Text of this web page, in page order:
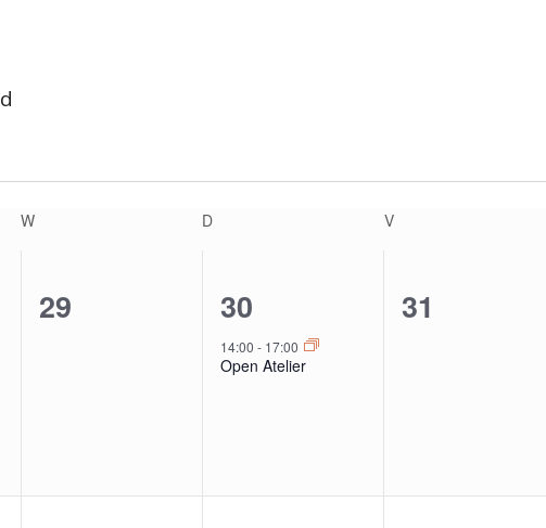
WWOENSDAG D VVRIJDAG
0
evenementen,
29
1
evenement,
30
14:00 - 17:00
Open Atelier
0
31